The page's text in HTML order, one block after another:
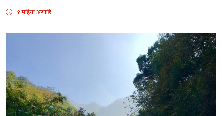
१ महिना अगाडि